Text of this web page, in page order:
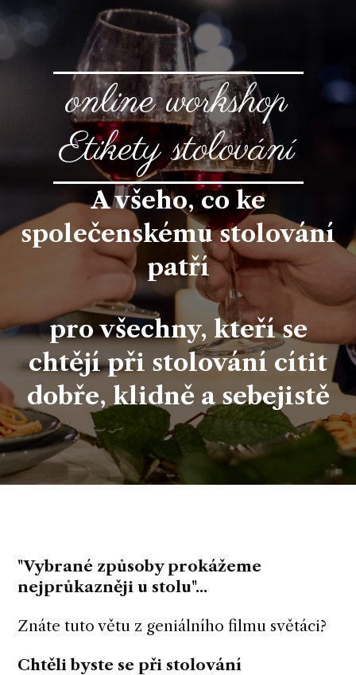
online workshop
Etikety stolování
A všeho, co ke
společenskému stolování
patří
pro všechny, kteří se
chtějí při stolování cítit
dobře, klidně a sebejistě
"Vybrané způsoby prokážeme
nejprůkazněji u stolu"...
Znáte tuto větu z geniálního filmu světáci?
Chtěli byste se při stolování